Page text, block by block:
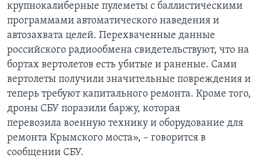
крупнокалиберные пулеметы с баллистическими
программами автоматического наведения и
автозахвата целей. Перехваченные данные
российского радиообмена свидетельствуют, что на
бортах вертолетов есть убитые и раненые. Сами
вертолеты получили значительные повреждения и
теперь требуют капитального ремонта. Кроме того,
дроны СБУ поразили баржу, которая
перевозила военную технику и оборудование для
ремонта Крымского моста», – говорится в
сообщении СБУ.